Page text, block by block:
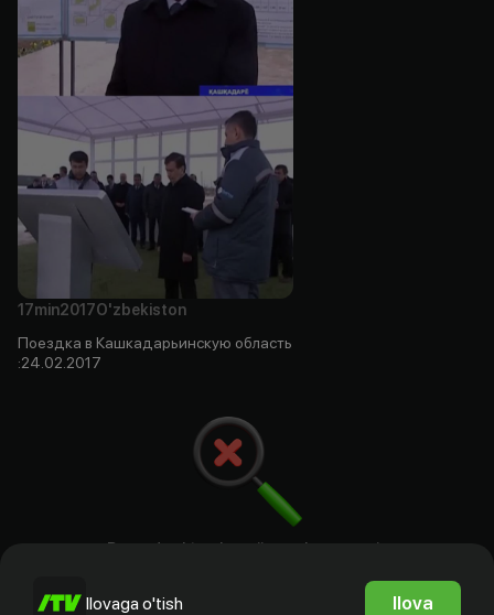
17min2017O'zbekiston
Поездка в Кашкадарьинскую область
:24.02.2017
Bu yerda aktyorlar, rejissyorlar. ssenariy
Ilovaga o'tish Ilova